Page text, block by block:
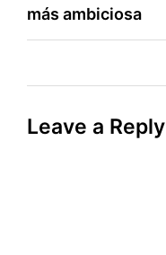
más ambiciosa
Leave a Reply